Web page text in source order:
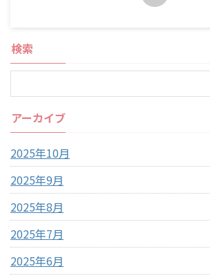
検索
アーカイブ
2025年10月
2025年9月
2025年8月
2025年7月
2025年6月